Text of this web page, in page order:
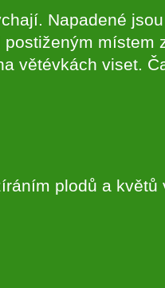
Napadené
místem
větévkách viset.
plodů a květů